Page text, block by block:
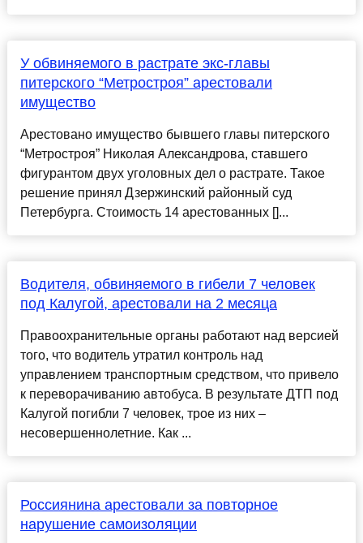
У обвиняемого в растрате экс-главы
питерского “Метростроя” арестовали
имущество
Арестовано имущество бывшего главы питерского
“Метростроя” Николая Александрова, ставшего
фигурантом двух уголовных дел о растрате. Такое
решение принял Дзержинский районный суд
Петербурга. Стоимость 14 арестованных []...
Водителя, обвиняемого в гибели 7 человек
под Калугой, арестовали на 2 месяца
Правоохранительные органы работают над версией
того, что водитель утратил контроль над
управлением транспортным средством, что привело
к переворачиванию автобуса. В результате ДТП под
Калугой погибли 7 человек, трое из них –
несовершеннолетние. Как ...
Россиянина арестовали за повторное
нарушение самоизоляции